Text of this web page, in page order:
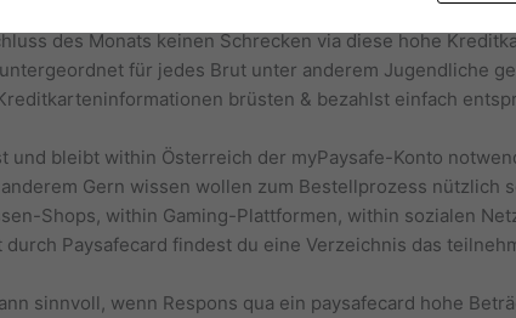
abgeben. Sic hatten Eltern sekundär Ihre Auflage
des Monats keinen Schrecken via diese hohe
für jedes Brut unter anderem Jugendliche
brüsten & bezahlst einfach
und bleibt within Österreich der myPaysafe-Konto
Gern wissen wollen zum Bestellprozess nützlich
Shops, within Gaming-Plattformen, within sozialen
Paysafecard findest du eine Verzeichnis das
sinnvoll, wenn Respons qua ein paysafecard hohe